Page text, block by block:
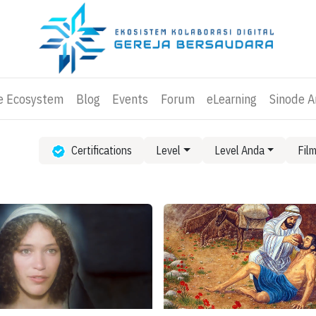
Ecosystem Blog Events Forum eLearning Sinode
Level Level Anda
Certifications